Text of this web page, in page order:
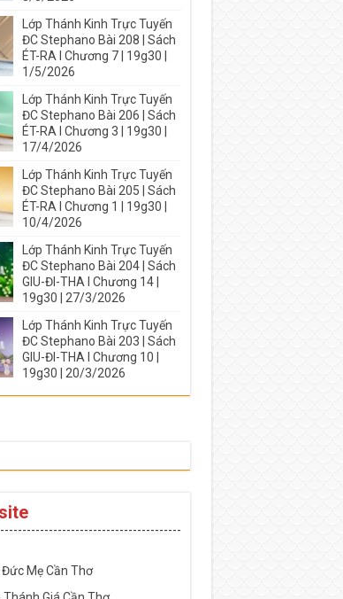
Lớp Thánh Kinh Trực Tuyến
ĐC Stephano Bài 208 | Sách
ÉT-RA I Chương 7 | 19g30 |
1/5/2026
Lớp Thánh Kinh Trực Tuyến
ĐC Stephano Bài 206 | Sách
ÉT-RA I Chương 3 | 19g30 |
17/4/2026
Lớp Thánh Kinh Trực Tuyến
ĐC Stephano Bài 205 | Sách
ÉT-RA I Chương 1 | 19g30 |
10/4/2026
Lớp Thánh Kinh Trực Tuyến
ĐC Stephano Bài 204 | Sách
GIU-ĐI-THA I Chương 14 |
19g30 | 27/3/2026
Lớp Thánh Kinh Trực Tuyến
ĐC Stephano Bài 203 | Sách
GIU-ĐI-THA I Chương 10 |
19g30 | 20/3/2026
Đức Mẹ Cần Thơ